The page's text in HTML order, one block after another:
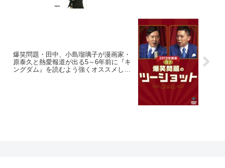
爆笑問題・田中、小島瑠璃子が漫画家・
原泰久と熱愛報道が出る5～6年前に『キ
ングダム』を読むよう強くオススメして